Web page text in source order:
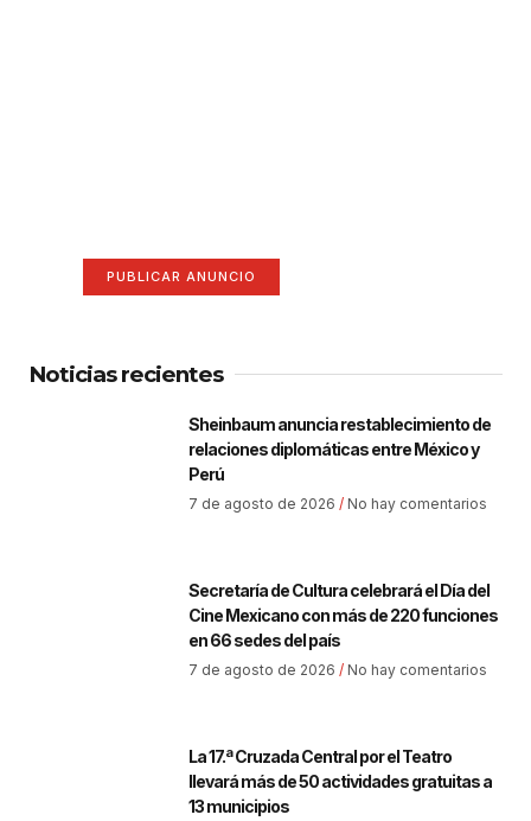
PUBLICAR ANUNCIO
Noticias recientes
Sheinbaum anuncia restablecimiento de
relaciones diplomáticas entre México y
Perú
7 de agosto de 2026 No hay comentarios
Secretaría de Cultura celebrará el Día del
Cine Mexicano con más de 220 funciones
en 66 sedes del país
7 de agosto de 2026 No hay comentarios
La 17.ª Cruzada Central por el Teatro
llevará más de 50 actividades gratuitas a
13 municipios